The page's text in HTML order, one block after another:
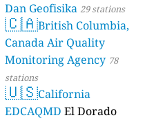
Dan Geofisika 29 stations
🇨🇦British Columbia,
Canada Air Quality
Monitoring Agency 78
stations
🇺🇸California
EDCAQMDEl Dorado